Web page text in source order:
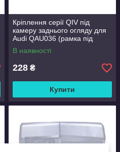
Кріплення серії QIV під
камеру заднього огляду для
Audi QAU036 (рамка під
плафон)
В наявності
228 ₴
Купити